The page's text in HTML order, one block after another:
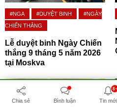
#NGA #DUYỆT BINH
#NGÀY
CHIẾN THẮNG
Lễ duyệt binh Ngày Chiến
thắng 9 tháng 5 năm 2026
tại Moskva
Chia sẻ Bình luận Tin mới